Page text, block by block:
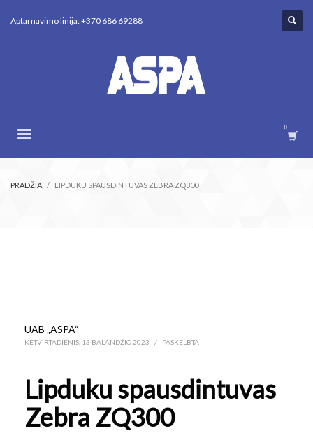
Aptarnavimo linija: +370 686 69288
PRADŽIA LIPDUKU SPAUSDINTUVAS ZEBRA ZQ300
UAB „ASPA“
KETVIRTADIENIS, 13 BALANDŽIO 2023 / PASKELBTA
Lipduku spausdintuvas
Zebra ZQ300